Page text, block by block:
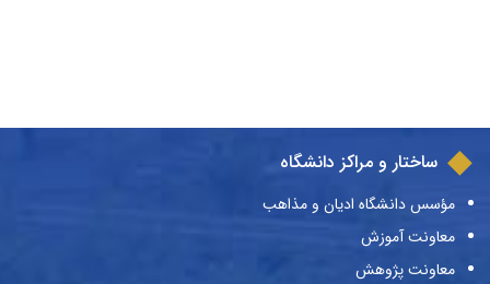
ساختار و مراکز دانشگاه
مؤسس دانشگاه ادیان و مذاهب
معاونت آموزش
معاونت پژوهش